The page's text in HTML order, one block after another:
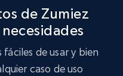
price, Final price,
and more.
de Zumiez
de usar y bien
caso de uso